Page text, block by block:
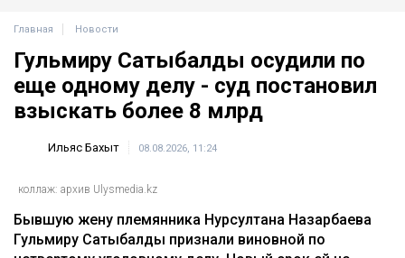
Главная Новости
Гульмиру Сатыбалды осудили по
еще одному делу - суд постановил
взыскать более 8 млрд
Ильяс Бахыт 08.08.2026, 11:24
коллаж: архив Ulysmedia.kz
Бывшую жену племянника Нурсултана Назарбаева
Гульмиру Сатыбалды признали виновной по